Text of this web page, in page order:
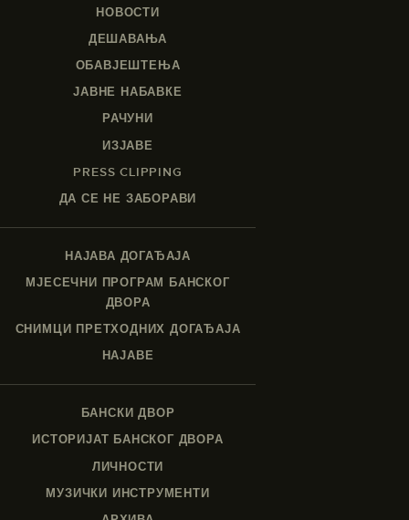
НОВОСТИ
ДЕШАВАЊА
ОБАВЈЕШТЕЊА
ЈАВНЕ НАБАВКЕ
РАЧУНИ
ИЗЈАВЕ
PRESS CLIPPING
ДА СЕ НЕ ЗАБОРАВИ
НАЈАВА ДОГАЂАЈА
МЈЕСЕЧНИ ПРОГРАМ БАНСКОГ
ДВОРА
СНИМЦИ ПРЕТХОДНИХ ДОГАЂАЈА
НАЈАВЕ
БАНСКИ ДВОР
ИСТОРИЈАТ БАНСКОГ ДВОРА
ЛИЧНОСТИ
МУЗИЧКИ ИНСТРУМЕНТИ